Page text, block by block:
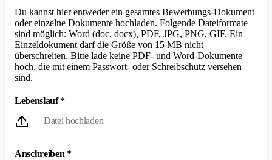
Du kannst hier entweder ein gesamtes Bewerbungs-Dokument
oder einzelne Dokumente hochladen. Folgende Dateiformate
sind möglich: Word (doc, docx), PDF, JPG, PNG, GIF. Ein
Einzeldokument darf die Größe von 15 MB nicht
überschreiten. Bitte lade keine PDF- und Word-Dokumente
hoch, die mit einem Passwort- oder Schreibschutz versehen
sind.
Lebenslauf*
Datei hochladen
Anschreiben*